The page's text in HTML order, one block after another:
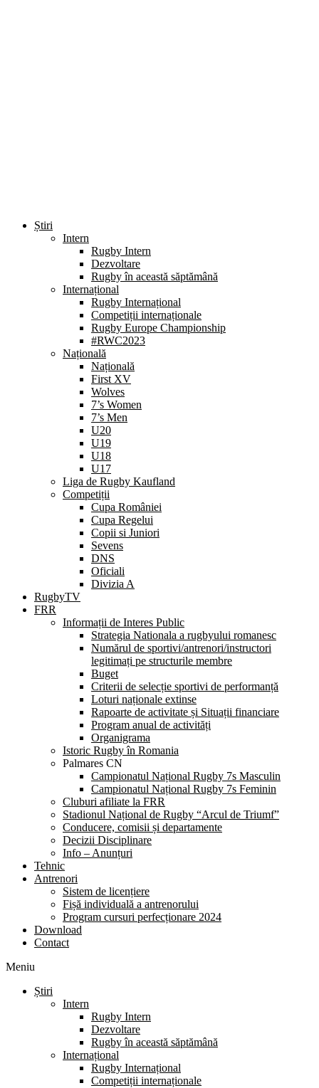
Știri
Intern
Rugby Intern
Dezvoltare
Rugby în această săptămână
Internațional
Rugby Internațional
Competiții internaționale
Rugby Europe Championship
#RWC2023
Națională
Națională
First XV
Wolves
7’s Women
7’s Men
U20
U19
U18
U17
Liga de Rugby Kaufland
Competiții
Cupa României
Cupa Regelui
Copii si Juniori
Sevens
DNS
Oficiali
Divizia A
RugbyTV
FRR
Informații de Interes Public
Strategia Nationala a rugbyului romanesc
Numărul de sportivi/antrenori/instructori
legitimați pe structurile membre
Buget
Criterii de selecție sportivi de performanță
Loturi naționale extinse
Rapoarte de activitate și Situații financiare
Program anual de activități
Organigrama
Istoric Rugby în Romania
Palmares CN
Campionatul Național Rugby 7s Masculin
Campionatul Național Rugby 7s Feminin
Cluburi afiliate la FRR
Stadionul Național de Rugby “Arcul de Triumf”
Conducere, comisii și departamente
Decizii Disciplinare
Info – Anunțuri
Tehnic
Antrenori
Sistem de licențiere
Fișă individuală a antrenorului
Program cursuri perfecționare 2024
Download
Contact
Meniu
Știri
Intern
Rugby Intern
Dezvoltare
Rugby în această săptămână
Internațional
Rugby Internațional
Competiții internaționale